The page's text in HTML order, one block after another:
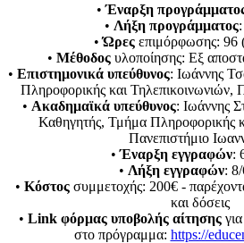
•Έναρξη
• Λήξη προγράμματος
•Ώρεςεπιμόρφωσης: 96
• Μέθοδοςυλοποίησης: Εξ
• Επιστημονικά υπεύθυνος: Ιωάννης
Πληροφορικής και Τηλεπικοινωνιών,
• Ακαδημαϊκά υπεύθυνος: Ιωάννης
Καθηγητής, Τμήμα Πληροφορικής
Πανεπιστήμιο
•Έναρξη εγγραφών:
• Λήξη εγγραφών:
• Κόστοςσυμμετοχής: 200€ -
και δόσεις
• Link φόρμας υποβολής αίτησης
στο πρόγραμμα: https://